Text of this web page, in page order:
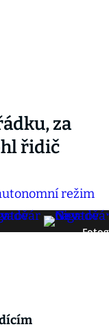
za
řidič